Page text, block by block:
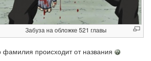
Забуза на обложке 521 главы
фамилия происходит от названия